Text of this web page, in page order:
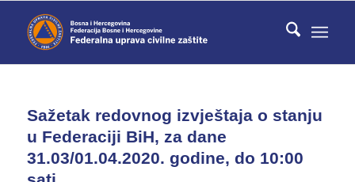
Sažetak redovnog izvještaja o stanju
u Federaciji BiH, za dane
31.03/01.04.2020. godine, do 10:00